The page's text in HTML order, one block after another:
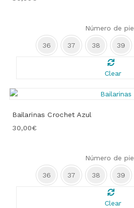
Número de pie
36 37 38 39
Clear
Bailarinas Crochet Azul
30,00€
Número de pie
36 37 38 39
Clear